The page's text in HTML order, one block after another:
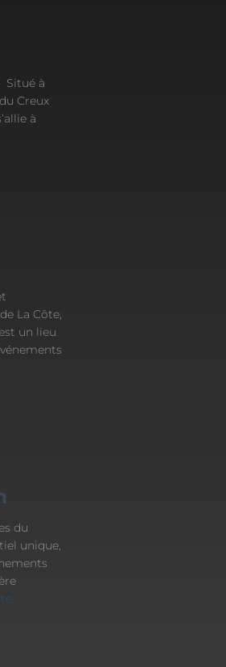
Situé à
Creux
à
La Côte,
un lieu
du
unique,